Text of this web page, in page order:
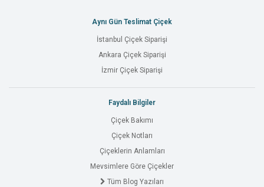
Aynı Gün Teslimat Çiçek
İstanbul Çiçek Siparişi
Ankara Çiçek Siparişi
İzmir Çiçek Siparişi
Faydalı Bilgiler
Çiçek Bakımı
Çiçek Notları
Çiçeklerin Anlamları
Mevsimlere Göre Çiçekler
Tüm Blog Yazıları